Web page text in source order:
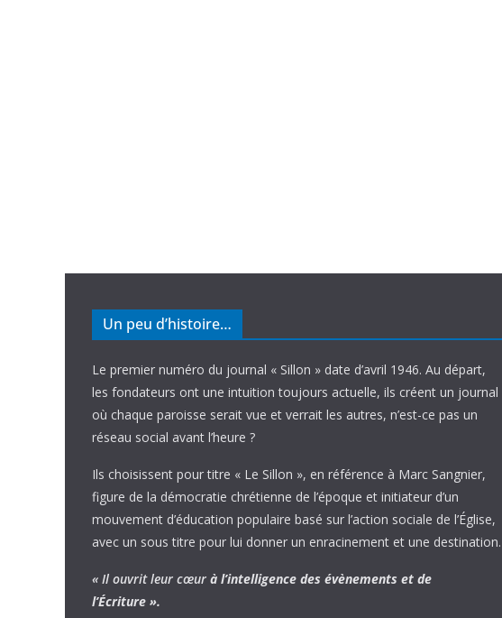
Un peu d’histoire…
Le premier numéro du journal « Sillon » date d’avril 1946. Au départ,
les fondateurs ont une intuition toujours actuelle, ils créent un journal
où chaque paroisse serait vue et verrait les autres, n’est-ce pas un
réseau social avant l’heure ?
Ils choisissent pour titre « Le Sillon », en référence à Marc Sangnier,
figure de la démocratie chrétienne de l’époque et initiateur d’un
mouvement d’éducation populaire basé sur l’action sociale de l’Église,
avec un sous titre pour lui donner un enracinement et une destination.
« Il ouvrit leur cœur à l’intelligence des évènements et de
l’Écriture ».